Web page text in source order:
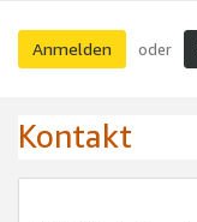
Anmelden oder
Kontakt